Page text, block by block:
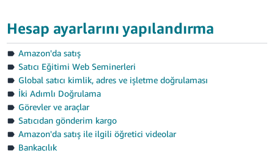
文
-
CN
English
- GB
Deutsch
- DE
Hesap ayarlarını yapılandırma
Amazon'da satış
Satıcı Eğitimi Web Seminerleri
Global satıcı kimlik, adres ve işletme doğrulaması
İki Adımlı Doğrulama
Görevler ve araçlar
Satıcıdan gönderim kargo
Amazon'da satış ile ilgili öğretici videolar
Bankacılık